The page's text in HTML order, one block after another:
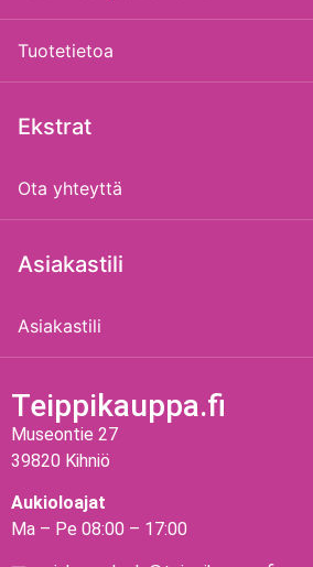
Tuotetietoa
Ekstrat
Ota yhteyttä
Asiakastili
Asiakastili
Teippikauppa.fi
Museontie 27
39820 Kihniö
Aukioloajat
Ma – Pe 08:00 – 17:00